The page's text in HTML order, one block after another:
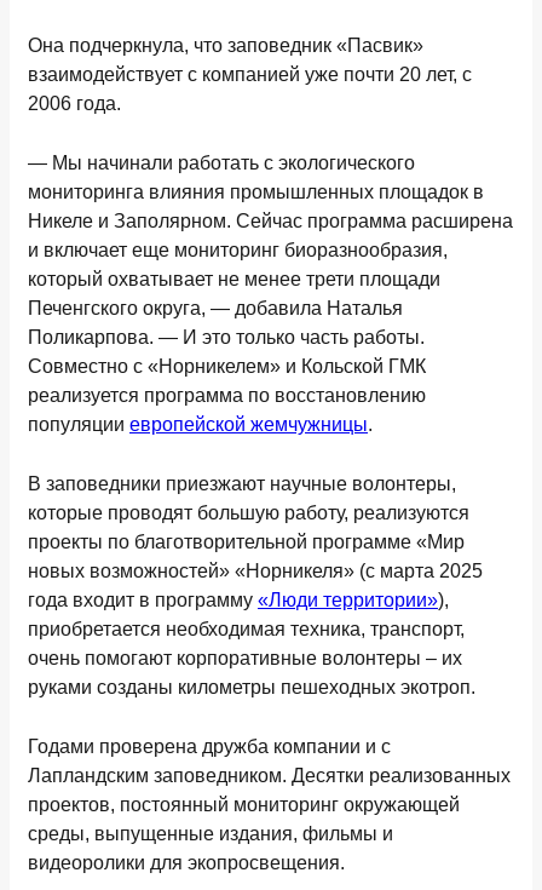
Она подчеркнула, что заповедник «Пасвик»
взаимодействует с компанией уже почти 20 лет, с
2006 года.
— Мы начинали работать с экологического
мониторинга влияния промышленных площадок в
Никеле и Заполярном. Сейчас программа расширена
и включает еще мониторинг биоразнообразия,
который охватывает не менее трети площади
Печенгского округа, — добавила Наталья
Поликарпова. — И это только часть работы.
Совместно с «Норникелем» и Кольской ГМК
реализуется программа по восстановлению
популяции европейской жемчужницы.
В заповедники приезжают научные волонтеры,
которые проводят большую работу, реализуются
проекты по благотворительной программе «Мир
новых возможностей» «Норникеля» (с марта 2025
года входит в программу «Люди территории»),
приобретается необходимая техника, транспорт,
очень помогают корпоративные волонтеры – их
руками созданы километры пешеходных экотроп.
Годами проверена дружба компании и с
Лапландским заповедником. Десятки реализованных
проектов, постоянный мониторинг окружающей
среды, выпущенные издания, фильмы и
видеоролики для экопросвещения.